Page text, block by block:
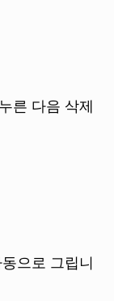
른 다음 삭제
으로 그립니